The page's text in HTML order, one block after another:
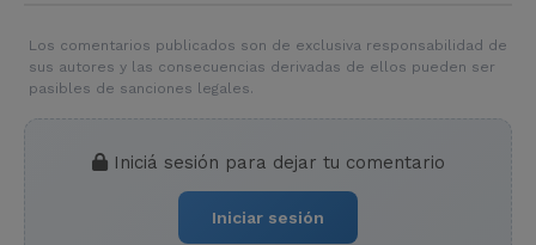
Los comentarios publicados son de exclusiva responsabilidad de
sus autores y las consecuencias derivadas de ellos pueden ser
pasibles de sanciones legales.
Iniciá sesión para dejar tu comentario
Iniciar sesión